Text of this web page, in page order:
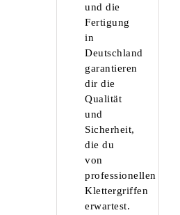
und die
Fertigung
in
Deutschland
garantieren
dir die
Qualität
und
Sicherheit,
die du
von
professionellen
Klettergriffen
erwartest.